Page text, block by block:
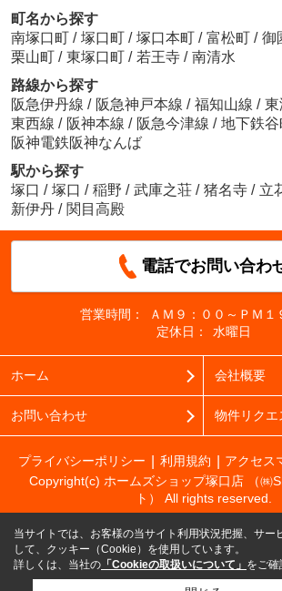
町名から探す
南塚口町 / 塚口町 / 塚口本町 / 富松町 / 御
栗山町 / 東塚口町 / 若王寺 / 南清水
路線から探す
阪急伊丹線 / 阪急神戸本線 / 福知山線 / 東
東西線 / 阪神本線 / 阪急今津線 / 地下鉄谷
阪神電鉄阪神なんば
駅から探す
塚口 / 塚口 / 稲野 / 武庫之荘 / 猪名寺 / 立
新伊丹 / 関目高殿
電話でお問い合わ
営業時間：
ＡＭ９：００～ＰＭ１
定休日：
水曜日
ホーム 会社概要
お問い合わせ 物件リクエ
プライバシーポリシー 利用規約 アクセス
Copyright(c) ホームズショップ塚口店 （㈱
ト） All rights reserved.
当サイトでは、お客様の当サイト利用状況把握、サー
して、クッキー（Cookie）を使用しています。
詳しくは、当社の 「Cookieの取扱いについて」 をご確